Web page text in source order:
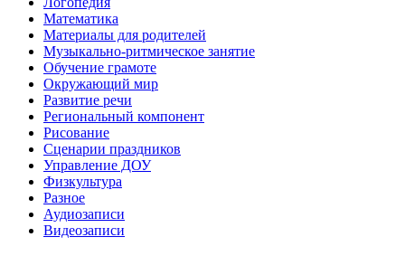
Математика
Материалы для родителей
Музыкально-ритмическое занятие
Обучение грамоте
Окружающий мир
Развитие речи
Региональный компонент
Рисование
Сценарии праздников
Управление ДОУ
Физкультура
Разное
Аудиозаписи
Видеозаписи